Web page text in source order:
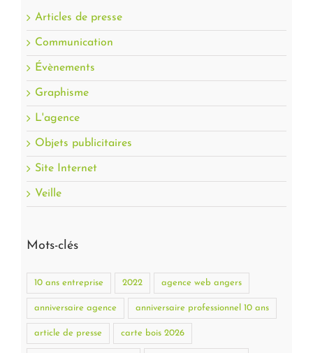
Articles de presse
Communication
Évènements
Graphisme
L'agence
Objets publicitaires
Site Internet
Veille
Mots-clés
10 ans entreprise 2022 agence web angers
anniversaire agence anniversaire professionnel 10 ans
article de presse carte bois 2026